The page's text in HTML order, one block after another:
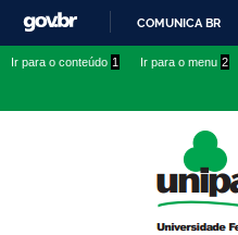
conteúdo
COMUNICA BR
Ir para o conteúdo 1 Ir para o menu 2